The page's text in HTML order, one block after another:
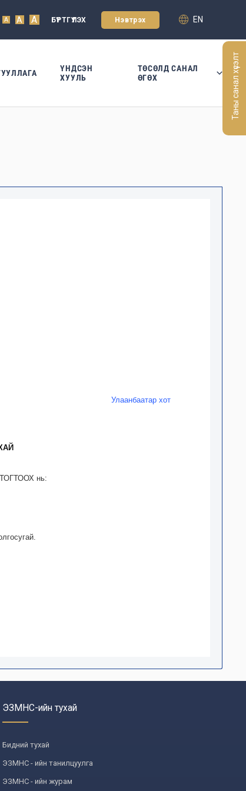
A A A БҮРТГҮҮЛЭХ Нэвтрэх EN
ҮНДСЭН
ХУУЛЬ
ТӨСӨЛД САНАЛ
ӨГӨХ
Улаанбаатар хот
ТОГТООХ нь:
ЭЗМНС-ийн тухай
Бидний тухай
ЭЗМНС - ийн танилцуулга
ЭЗМНС - ийн журам
Таны санал хүсэлт